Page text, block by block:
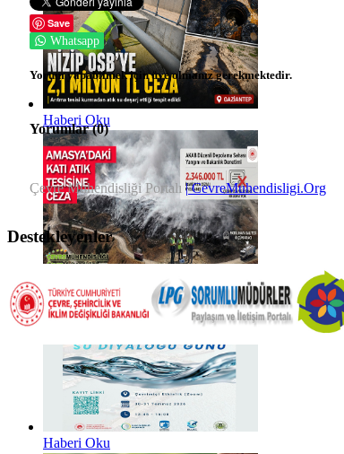
Haberi Oku
Haberi Oku
Save
Whatsapp
Yorum yapabilmek için üye olmanız gerekmektedir.
Yorumlar (0)
Çevre Mühendisliği Portalı | CevreMuhendisligi.Org
Destekleyenler